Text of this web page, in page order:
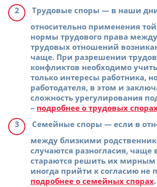
Трудовые споры — в наши
относительно применения
нормы трудового права
трудовых отношений
чаще. При разрешении
конфликтов необходимо
только интересы работника,
работодателя, в этом и
сложность урегулирования
– подробнее о трудовых
Семейные споры — если в
между близкими
случаются разногласия, чаще
стараются решить их мирным
иногда прийти к согласию не
подробнее о семейных спорах.